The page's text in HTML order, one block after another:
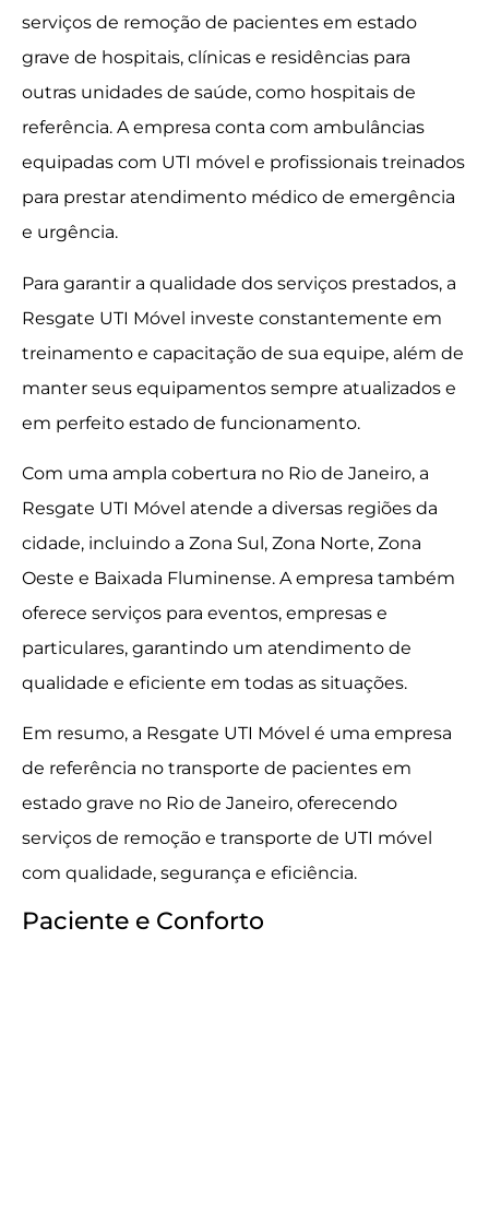
serviços de remoção de pacientes em estado
grave de hospitais, clínicas e residências para
outras unidades de saúde, como hospitais de
referência. A empresa conta com ambulâncias
equipadas com UTI móvel e profissionais treinados
para prestar atendimento médico de emergência
e urgência.
Para garantir a qualidade dos serviços prestados, a
Resgate UTI Móvel investe constantemente em
treinamento e capacitação de sua equipe, além de
manter seus equipamentos sempre atualizados e
em perfeito estado de funcionamento.
Com uma ampla cobertura no Rio de Janeiro, a
Resgate UTI Móvel atende a diversas regiões da
cidade, incluindo a Zona Sul, Zona Norte, Zona
Oeste e Baixada Fluminense. A empresa também
oferece serviços para eventos, empresas e
particulares, garantindo um atendimento de
qualidade e eficiente em todas as situações.
Em resumo, a Resgate UTI Móvel é uma empresa
de referência no transporte de pacientes em
estado grave no Rio de Janeiro, oferecendo
serviços de remoção e transporte de UTI móvel
com qualidade, segurança e eficiência.
Paciente e Conforto